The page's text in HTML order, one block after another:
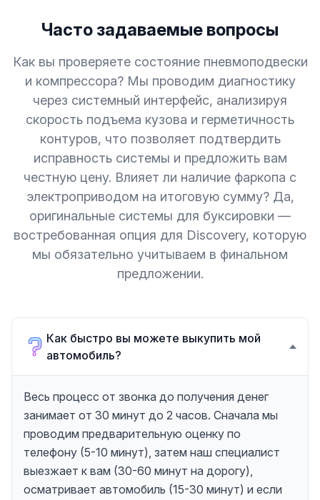
Часто задаваемые вопросы
Как вы проверяете состояние пневмоподвески
и компрессора? Мы проводим диагностику
через системный интерфейс, анализируя
скорость подъема кузова и герметичность
контуров, что позволяет подтвердить
исправность системы и предложить вам
честную цену. Влияет ли наличие фаркопа с
электроприводом на итоговую сумму? Да,
оригинальные системы для буксировки —
востребованная опция для Discovery, которую
мы обязательно учитываем в финальном
предложении.
Как быстро вы можете выкупить мой
автомобиль?
Весь процесс от звонка до получения денег
занимает от 30 минут до 2 часов. Сначала мы
проводим предварительную оценку по
телефону (5-10 минут), затем наш специалист
выезжает к вам (30-60 минут на дорогу),
осматривает автомобиль (15-30 минут) и если